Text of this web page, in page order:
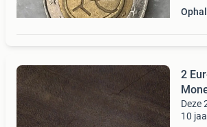
2
Deze
10